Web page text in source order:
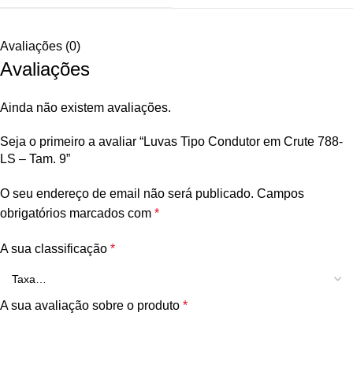
Avaliações (0)
Avaliações
Ainda não existem avaliações.
Seja o primeiro a avaliar “Luvas Tipo Condutor em Crute 788-
LS – Tam. 9”
O seu endereço de email não será publicado. Campos
obrigatórios marcados com *
A sua classificação *
A sua avaliação sobre o produto *